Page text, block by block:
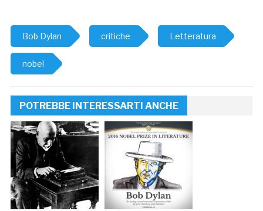
Bob Dylan critiche Letteratura
nobel
POTREBBE INTERESSARTI ANCHE